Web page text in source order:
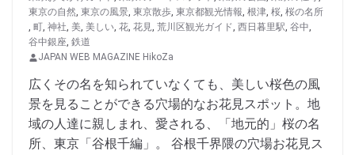
東京の自然, 東京の風景, 東京散歩, 東京都観光情報, 根津, 桜, 桜の名所
, 町, 神社, 美, 美しい, 花, 花見, 荒川区観光ガイド, 西日暮里駅, 谷中,
谷中銀座, 鉄道
JAPAN WEB MAGAZINE HikoZa
広くその名を知られていなくても、美しい桜色の風
景を見ることができる穴場的なお花見スポット。地
域の人達に親しまれ、愛される、「地元的」桜の名
所、東京「谷根千編」。 谷根千界隈の穴場お花見ス